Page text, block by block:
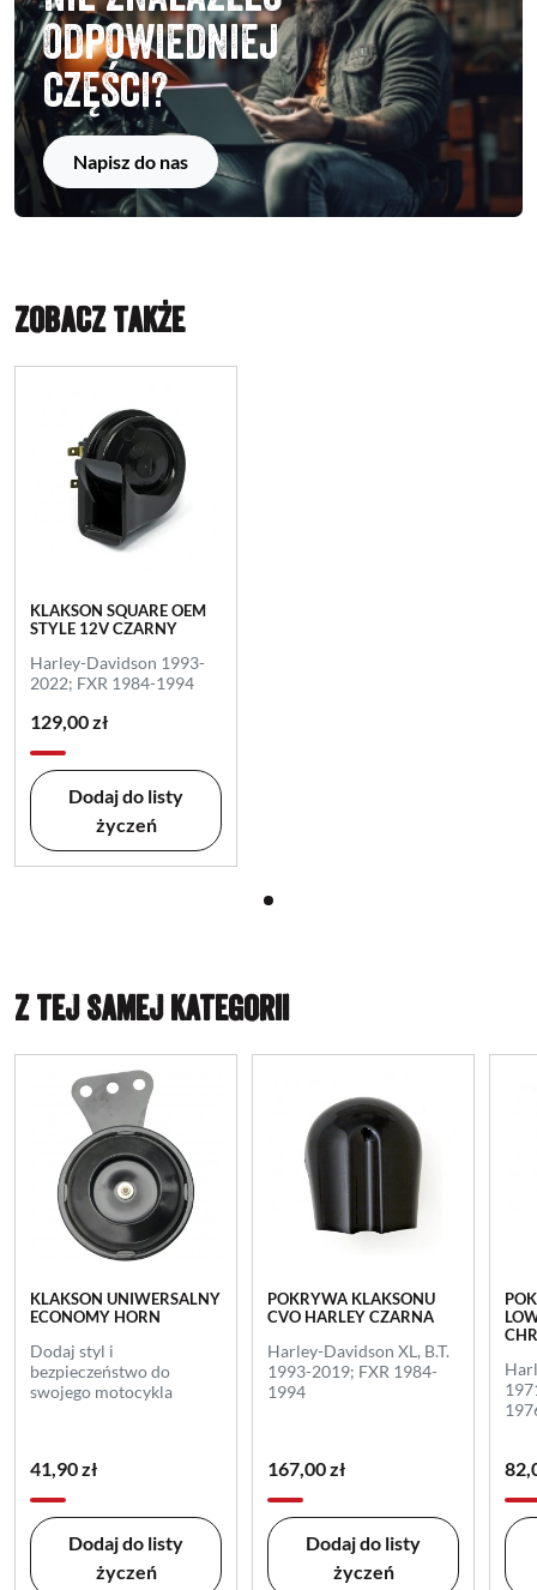
odpowiedniej
części?
Napisz do nas
ZOBACZ TAKŻE
KLAKSON SQUARE OEM
STYLE 12V CZARNY
Harley-Davidson 1993-
2022; FXR 1984-1994
129,00 zł
Dodaj do listy
życzeń
Z TEJ SAMEJ KATEGORII
KLAKSON UNIWERSALNY
ECONOMY HORN
Dodaj styl i
bezpieczeństwo do
swojego motocykla
41,90 zł
Dodaj do listy
życzeń
POKRYWA KLAKSONU
CVO HARLEY CZARNA
Harley-Davidson XL, B.T.
1993-2019; FXR 1984-
1994
167,00 zł
Dodaj do listy
życzeń